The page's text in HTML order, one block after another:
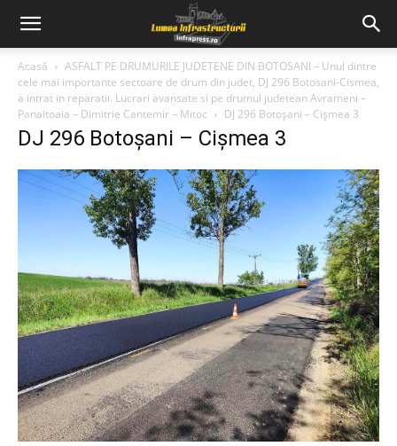
Acasă
ASFALT PE DRUMURILE JUDETENE DIN BOTOSANI – Unul dintre
cele mai importante sectoare de drum din judet, DJ 296 Botosani-Cismea,
a intrat in reparatii. Lucrari avansate si pe drumul judetean Avrameni –
Panaitoaia – Dimitrie Cantemir – Mitoc
DJ 296 Botoșani – Cișmea 3
DJ 296 Botoșani – Cișmea 3